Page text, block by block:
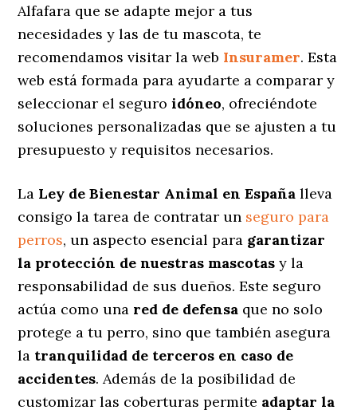
Alfafara que se adapte mejor a tus
necesidades y las de tu mascota, te
recomendamos visitar la web Insuramer. Esta
web está formada para ayudarte a comparar y
seleccionar el seguroidóneo, ofreciéndote
soluciones personalizadas que se ajusten a tu
presupuesto y requisitos necesarios.
La Ley de Bienestar Animal en España lleva
consigo la tarea de contratar un seguro para
perros, un aspecto esencial para garantizar
la protección de nuestras mascotas y la
responsabilidad de sus dueños. Este seguro
actúa como una red de defensa que no solo
protege a tu perro, sino que también asegura
la tranquilidad de terceros en caso de
accidentes. Además de la posibilidad de
customizar las coberturas permite adaptar la